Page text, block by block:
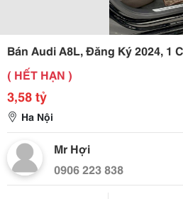
Bán Audi A8L, Đăng Ký 2024, 1
( HẾT HẠN )
3,58 tỷ
Ha Nội
Mr Hợi
0906 223 838